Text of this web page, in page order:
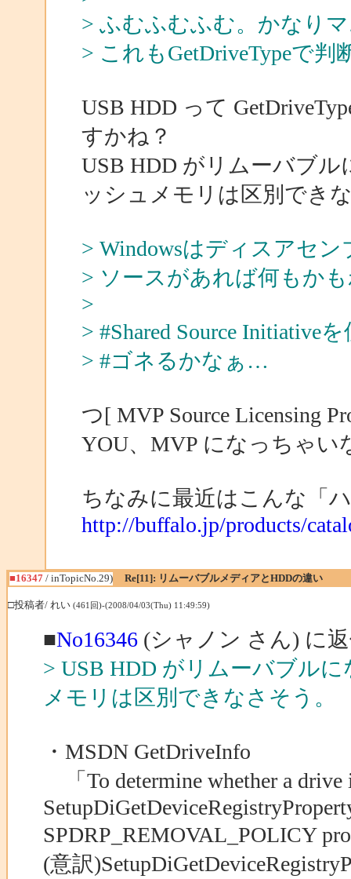
> ふむふむふむ。かなり
> これもGetDriveTypeで
USB HDD って
すかね？
USB HDD がリムーバブ
ッシュメモリは区別でき
> Windowsはディスアセ
> ソースがあれば何もか
>
> #Shared Source Initiative
> #ゴネるかなぁ…
つ[ MVP Source Licensing
YOU、MVP になっちゃい
ちなみに最近はこんな「
http://buffalo.jp/products/
■16347 / inTopicNo.29) Re[11]: リムーバブルメディアとHDDの違い
□投稿者/ れい (461回)-(2008/04/03(Thu) 11:49:59)
■No16346 (シャノン さん) に
> USB HDD がリムーバブル
メモリは区別できなさそう。
・MSDN GetDriveInfo
「To determine whether a drive
SPDRP_REMOVAL_POLICY
(意訳